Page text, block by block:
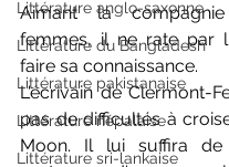
Littérature anglo-saxonne
Littérature du Bangladesh
Littérature pakistanaise
Littérature népalaise
Littérature sri-lankaise
Aimant la
femmes, il ne rate par
faire sa connaissance.
L'écrivain de Clermont-
pas de difficultés à
Moon. Il lui suffira de